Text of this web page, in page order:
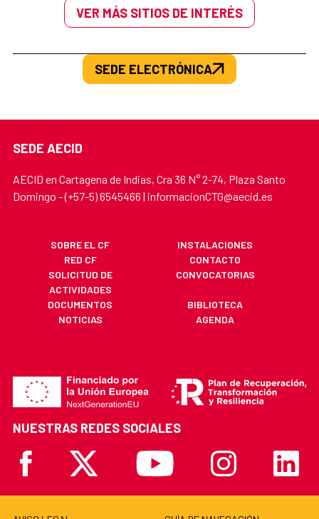
VER MÁS SITIOS DE INTERÉS
SEDE ELECTRÓNICA
SEDE AECID
AECID en Cartagena de Indias, Cra 36 N° 2-74, Plaza Santo
Domingo - (+57-5) 6545466 | informacionCTG@aecid.es
SOBRE EL CF
INSTALACIONES
RED CF
CONTACTO
SOLICITUD DE
ACTIVIDADES
CONVOCATORIAS
DOCUMENTOS
BIBLIOTECA
NOTICIAS
AGENDA
NUESTRAS REDES SOCIALES
Facebook X Youtube Instagram Linkedin